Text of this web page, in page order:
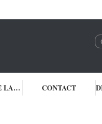
CONTRÔLE DE LA QUALITÉ CONTACT